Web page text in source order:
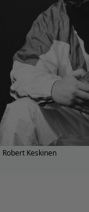
Robert Keskinen